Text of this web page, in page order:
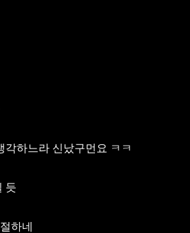
각하느라 신났구먼요 ㅋㅋ
듯
하네